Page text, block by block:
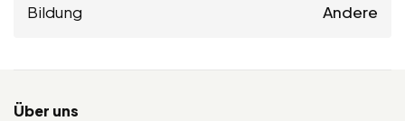
Bildung Andere
Über uns